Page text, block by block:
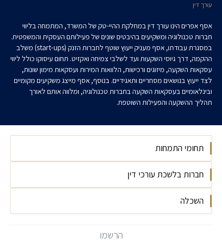
עורך דין
אסף אפרים הינו עורך דין במחלקת ההיי-טק של המשרד, המתמחה בליווי
חברות טכנולוגיה ומשקיעים בהיבטים שונים של פעילותם העסקית והמשפטית.
במסגרת עבודתו, אסף מעניק ייעוץ שוטף לחברות הזנק (start-ups) משלב
ההקמה, דרך גיוסי השקעות ועד לשלבי צמיחה ואקזיט. תחום עיסוקו כולל ליווי
עסקאות השקעה, מיזוגים ורכישות, הלוואות המירות ועסקאות מימון שונות,
לצד ייעוץ בנושאים מסחריים ותאגידיים. בנוסף, אסף מייצג משקיעים מקומיים
ובינלאומיים בעסקאות השקעה בחברות טכנולוגיה, ומלווה אותם לאורך
תהליך ההשקעה והפעילות השוטפת.
תחומי התמחות
הייטק
חברות בלשכת עורכי דין
לשכת עורכי הדין 2025השכלה
אוניברסיטת תל אביב, LLB משפטים, 2024הרשמו